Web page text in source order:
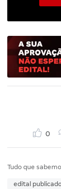
0
Tudo que
edital